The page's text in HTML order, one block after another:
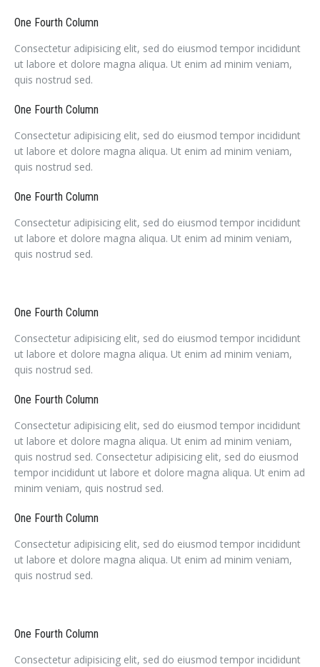
One Fourth Column
Consectetur adipisicing elit, sed do eiusmod tempor incididunt
ut labore et dolore magna aliqua. Ut enim ad minim veniam,
quis nostrud sed.
One Fourth Column
Consectetur adipisicing elit, sed do eiusmod tempor incididunt
ut labore et dolore magna aliqua. Ut enim ad minim veniam,
quis nostrud sed.
One Fourth Column
Consectetur adipisicing elit, sed do eiusmod tempor incididunt
ut labore et dolore magna aliqua. Ut enim ad minim veniam,
quis nostrud sed.
One Fourth Column
Consectetur adipisicing elit, sed do eiusmod tempor incididunt
ut labore et dolore magna aliqua. Ut enim ad minim veniam,
quis nostrud sed.
One Fourth Column
Consectetur adipisicing elit, sed do eiusmod tempor incididunt
ut labore et dolore magna aliqua. Ut enim ad minim veniam,
quis nostrud sed. Consectetur adipisicing elit, sed do eiusmod
tempor incididunt ut labore et dolore magna aliqua. Ut enim ad
minim veniam, quis nostrud sed.
One Fourth Column
Consectetur adipisicing elit, sed do eiusmod tempor incididunt
ut labore et dolore magna aliqua. Ut enim ad minim veniam,
quis nostrud sed.
One Fourth Column
Consectetur adipisicing elit, sed do eiusmod tempor incididunt